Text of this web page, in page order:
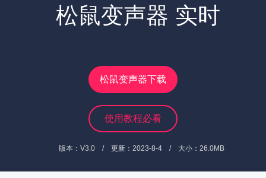
松鼠变声器 实时
松鼠变声器下载
使用教程必看
版本：V3.0 / 更新：2023-8-4 / 大小：26.0MB